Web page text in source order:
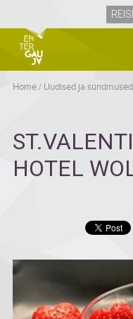
Home/ Uudised ja sündmused
HOTEL